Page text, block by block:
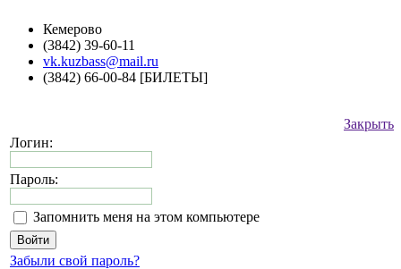
Кемерово
(3842) 39-60-11
vk.kuzbass@mail.ru
(3842) 66-00-84 [БИЛЕТЫ]
Закрыть
Логин:
Пароль:
Запомнить меня на этом компьютере
Забыли свой пароль?